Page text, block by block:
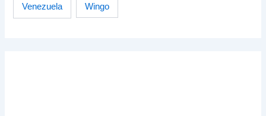
Venezuela Wingo